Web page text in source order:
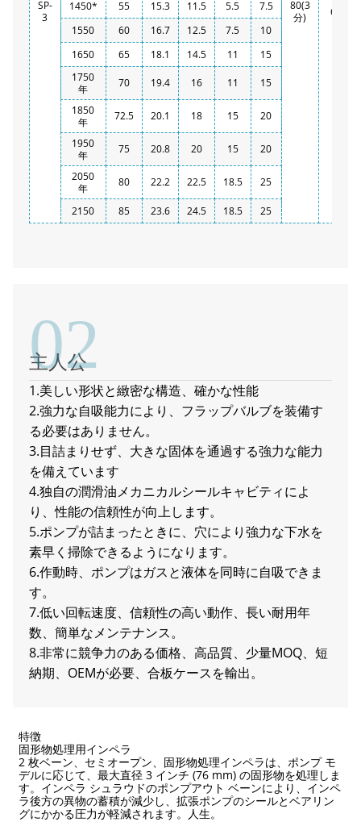
SP-
3
80(3
分)
63
1450* 55 15.3 11.5 5.5
7.5
1550
60 16.7 12.5 7.5
10
1650
65 18.1 14.5 11
15
1750
年
70 19.4 16 11
15
1850
年
72.5 20.1 18 15
20
1950
年
75 20.8 20 15
20
2050
年
80 22.2 22.5 18.5 25
2150 85 23.6 24.5 18.5 25
02
主人公
1.美しい形状と緻密な構造、確かな性能
2.強力な自吸能力により、フラップバルブを装備す
る必要はありません。
3.目詰まりせず、大きな固体を通過する強力な能力
を備えています
4.独自の潤滑油メカニカルシールキャビティによ
り、性能の信頼性が向上します。
5.ポンプが詰まったときに、穴により強力な下水を
素早く掃除できるようになります。
6.作動時、ポンプはガスと液体を同時に自吸できま
す。
7.低い回転速度、信頼性の高い動作、長い耐用年
数、簡単なメンテナンス。
8.非常に競争力のある価格、高品質、少量MOQ、短
納期、OEMが必要、合板ケースを輸出。
特徴
固形物処理用インペラ
2 枚ベーン、セミオープン、固形物処理インペラは、ポンプ モ
デルに応じて、最大直径 3 インチ (76 mm) の固形物を処理しま
す。インペラ シュラウドのポンプアウト ベーンにより、インペ
ラ後方の異物の蓄積が減少し、拡張ポンプのシールとベアリン
グにかかる​​圧力が軽減されます。人生。